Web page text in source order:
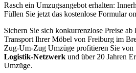
Rasch ein Umzugsangebot erhalten:
Füllen Sie jetzt das kostenlose Formular
Sichern Sie sich konkurrenzlose Preise
Transport Ihrer Möbel von Freiburg im
Zug-Um-Zug Umzüge profitieren Sie von
Logistik-Netzwerk und über 20 Jahren
Umzüge.